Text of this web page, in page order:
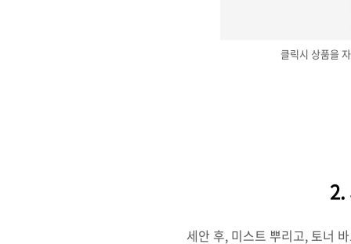
클릭시 상품을
2.
세안 후, 미스트 뿌리고, 토너